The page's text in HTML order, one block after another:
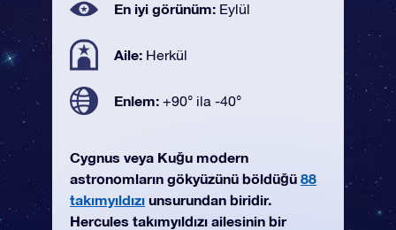
En iyi görünüm: Eylül
Aile: Herkül
Enlem: +90° ila -40°
Cygnus veya Kuğu modern
astronomların gökyüzünü böldüğü 88
takımyıldızı unsurundan biridir.
Hercules takımyıldızı ailesinin bir